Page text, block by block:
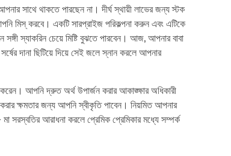
থাকতে পারছেন না। দীর্ঘ স্থায়ী লাভের জন্য স্টক
মিস্ করবে। একটি সারপ্রাইজ পরিকল্পনা করুন এবং এটিকে
স্যাকরিন চেয়ে মিষ্টি বুঝতে পারবেন। আজ, আপনার বাবা
দানা ছিটিয়ে দিয়ে সেই জলে স্নান করলে আপনার
আপনি দ্রুত অর্থ উপার্জন করার আকাঙ্ক্ষার অধিকারী
ক্ষমতার জন্য আপনি স্বীকৃতি পাবেন। নিয়মিত আপনার
সরস্বতির আরাধনা করলে প্রেমিক প্রেমিকার মধ্যে সম্পর্ক